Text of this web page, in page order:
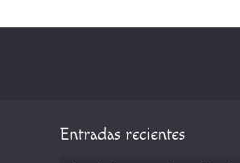
Entradas recientes